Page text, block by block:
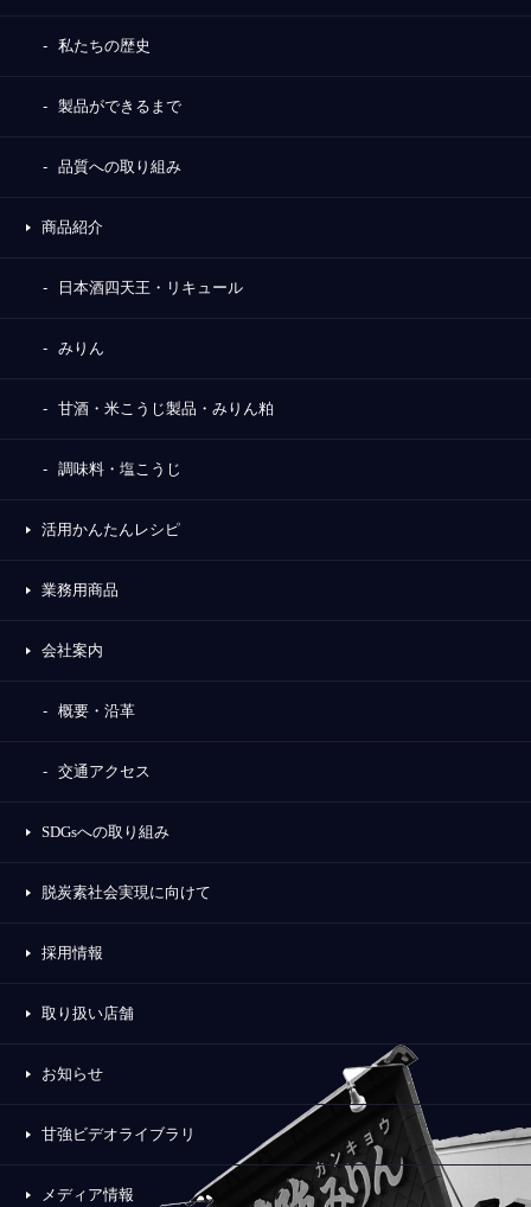
私たちの歴史
製品ができるまで
品質への取り組み
商品紹介
日本酒四天王・リキュール
みりん
甘酒・米こうじ製品・みりん粕
調味料・塩こうじ
活用かんたんレシピ
業務用商品
会社案内
概要・沿革
交通アクセス
SDGsへの取り組み
脱炭素社会実現に向けて
採用情報
取り扱い店舗
お知らせ
甘強ビデオライブラリ
メディア情報